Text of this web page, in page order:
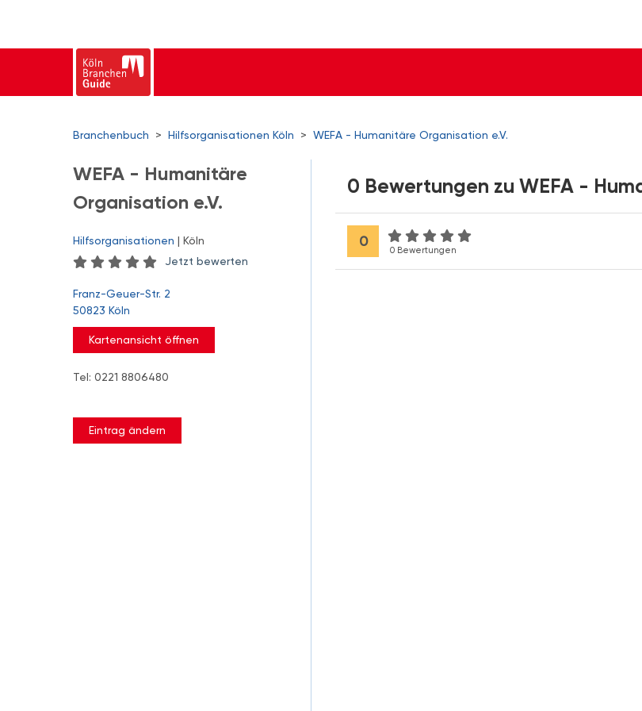
Branchenbuch > Hilfsorganisationen Köln > WEFA - Humanitäre Organisation e.V.
WEFA - Humanitäre
Organisation e.V.
Hilfsorganisationen | Köln
Jetzt bewerten
Franz-Geuer-Str. 2
50823 Köln
Kartenansicht öffnen
Tel: 0221 8806480
Eintrag ändern
0 Bewertungen zu WEFA -
0
0 Bewertungen